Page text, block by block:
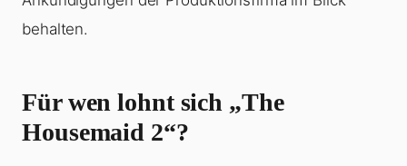
behalten.
Für wen lohnt sich „The
Housemaid 2“?